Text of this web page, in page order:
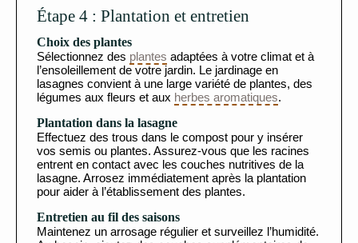
Étape 4 : Plantation et entretien
Choix des plantes
Sélectionnez des plantes adaptées à votre climat et à
l’ensoleillement de votre jardin. Le jardinage en
lasagnes convient à une large variété de plantes, des
légumes aux fleurs et aux herbes aromatiques.
Plantation dans la lasagne
Effectuez des trous dans le compost pour y insérer
vos semis ou plantes. Assurez-vous que les racines
entrent en contact avec les couches nutritives de la
lasagne. Arrosez immédiatement après la plantation
pour aider à l’établissement des plantes.
Entretien au fil des saisons
Maintenez un arrosage régulier et surveillez l’humidité.